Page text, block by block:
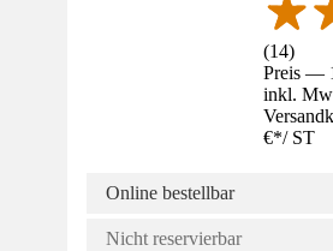
(14)
Preis —
inkl.
€*/ ST
Online bestellbar
Nicht reservierbar